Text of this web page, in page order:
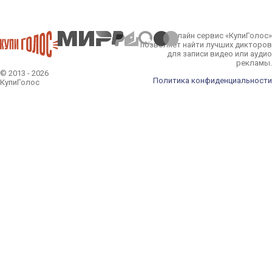
© 2013 - 2026
КупиГолос
Онлайн сервис «КупиГолос»
позволяет найти лучших дикторов
для записи видео или аудио
рекламы.
Политика конфиденциальности